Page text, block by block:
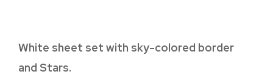
White sheet set with sky-colored border
and Stars.